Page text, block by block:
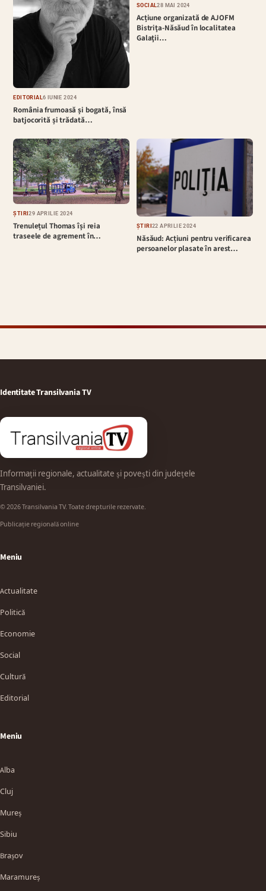
EDITORIAL6 IUNIE 2024
România frumoasă și bogată, însă
batjocorită și trădată…
SOCIAL28 MAI 2024
Acțiune organizată de AJOFM
Bistriţa-Năsăud în localitatea
Galaţii…
ȘTIRI29 APRILIE 2024
Trenulețul Thomas își reia
traseele de agrement în…
ȘTIRI22 APRILIE 2024
Năsăud: Acțiuni pentru verificarea
persoanelor plasate în arest…
Identitate Transilvania TV
Informații regionale, actualitate și povești din județele
Transilvaniei.
© 2026 Transilvania TV. Toate drepturile rezervate.
Publicație regională online
Meniu
Actualitate
Politică
Economie
Social
Cultură
Editorial
Meniu
Alba
Cluj
Mureș
Sibiu
Brașov
Maramureș